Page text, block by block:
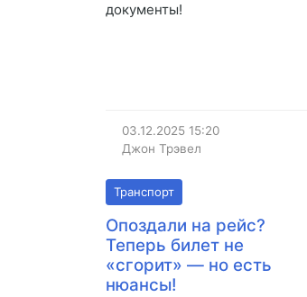
документы!
03.12.2025 15:20
Джон Трэвел
Транспорт
Опоздали на рейс?
Теперь билет не
«сгорит» — но есть
нюансы!